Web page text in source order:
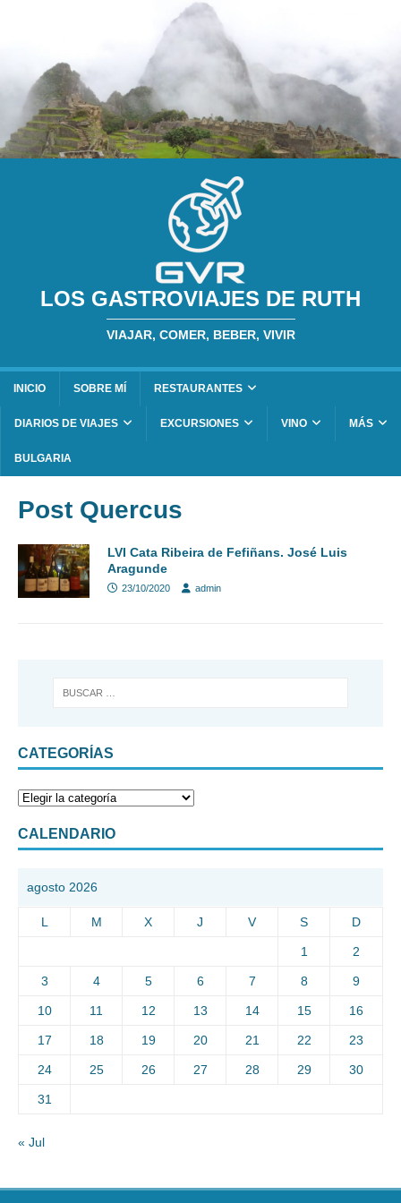
LOS GASTROVIAJES DE RUTH
VIAJAR, COMER, BEBER, VIVIR
INICIO SOBRE MÍ RESTAURANTES
DIARIOS DE VIAJES EXCURSIONES VINO MÁS
BULGARIA
Post Quercus
LVI Cata Ribeira de Fefiñans. José Luis
Aragunde
23/10/2020 admin
CATEGORÍAS
CALENDARIO
agosto 2026
L M X J V S D
1 2
3 4 5 6 7 8 9
10 11 12 13 14 15 16
17 18 19 20 21 22 23
24 25 26 27 28 29 30
31
« Jul